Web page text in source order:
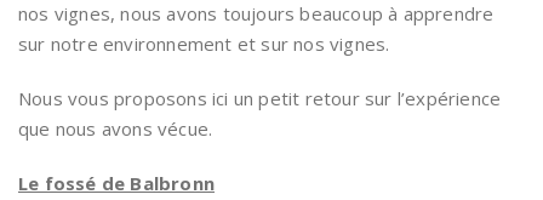
nos vignes, nous avons toujours beaucoup à apprendre
sur notre environnement et sur nos vignes.
Nous vous proposons ici un petit retour sur l’expérience
que nous avons vécue.
Le fossé de Balbronn